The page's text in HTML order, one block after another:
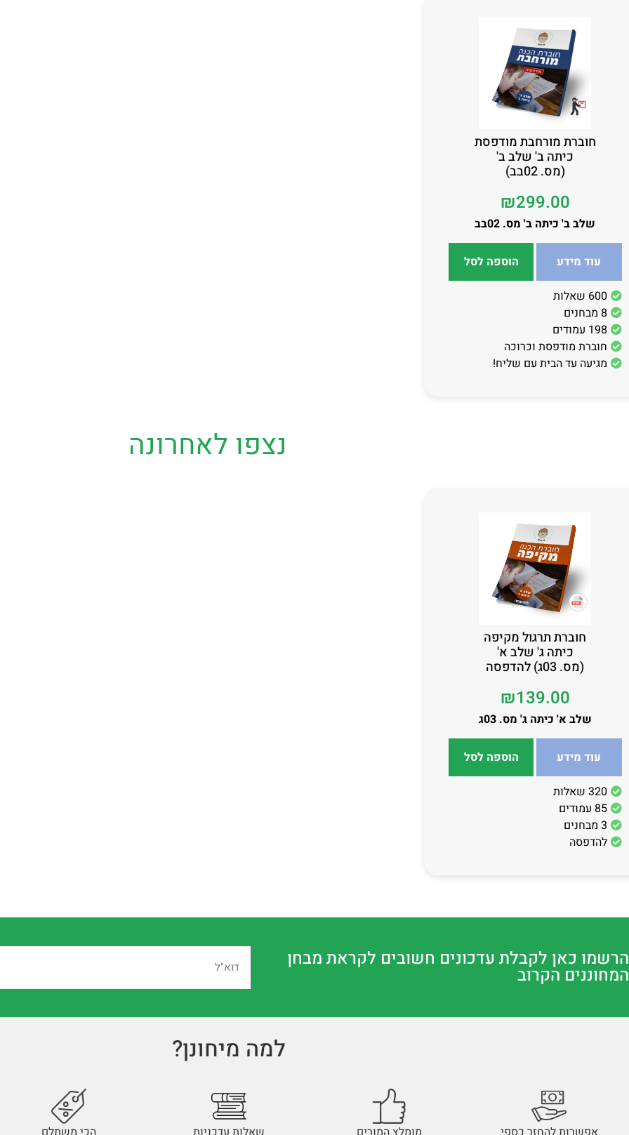
חוברת מורחבת מודפסת
כיתה ב' שלב ב'
(מס. 02בב)
600 שאלות
8 מבחנים
198 עמודים
חוברת מודפסת וכרוכה
מגיעה עד הבית עם שליח!
₪299.00
שלב ב' כיתה ב' מס. 02בב
עוד מידע הוספה לסל
נצפו לאחרונה
חוברת תרגול מקיפה
כיתה ג' שלב א'
(מס. 03ג) להדפסה
320 שאלות
85 עמודים
3 מבחנים
להדפסה
₪139.00
שלב א' כיתה ג' מס. 03ג
עוד מידע הוספה לסל
הרשמו כאן לקבלת עדכונים חשובים לקראת מבחן
המחוננים הקרוב
למה מיחונן?